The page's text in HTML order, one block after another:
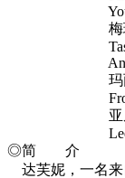
Youla
梅琳娜·科
Tasos
Antonis
玛丽亚·卡
Frosini
亚尼斯·伊科
Leonidas
◎简 介
达芙妮，一名来